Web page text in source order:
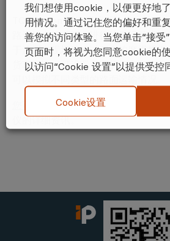
TQC Sheen 罐体摩擦试验仪，简称
路运输中的摩擦。进行往复运动模拟
于涂层在现场运输过程中的磨损损
货车运输。可设置不同的频率和行程
您可点击此处??，了解更多关于TQC
仪的详细资讯。
我们想使用cookie，以便更好地
用情况。通过记住您的偏好和重
善您的访问体验。当您单击“接受
页面时，将视为您同意cookie的
以访问“Cookie 设置”以提供受控
Cookie设置